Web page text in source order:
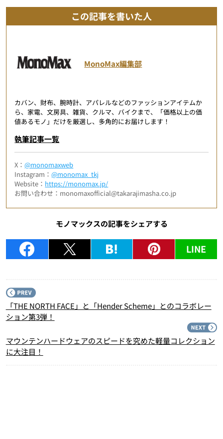
この記事を書いた人
MonoMax編集部
カバン、財布、腕時計、アパレルなどのファッションアイテムか
ら、家電、文房具、雑貨、クルマ、バイクまで、「価格以上の価
値あるモノ」だけを厳選し、多角的にお届けします！
執筆記事一覧
X：@monomaxweb
Instagram：@monomax_tkj
Website： https://monomax.jp/
お問い合わせ：monomaxofficial@takarajimasha.co.jp
モノマックスの記事をシェアする
LINE
「THE NORTH FACE」と「Hender Scheme」とのコラボレー
ション第3弾！
マウンテンハードウェアのスピードを究めた軽量コレクション
に大注目！